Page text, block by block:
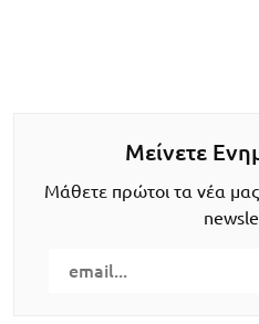
Μείνετε
Μάθετε πρώτοι τα νέα